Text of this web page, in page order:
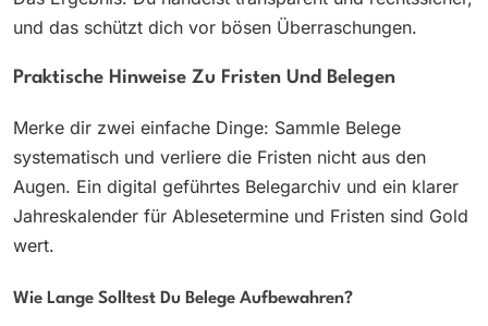
und das schützt dich vor bösen Überraschungen.
Praktische Hinweise Zu Fristen Und Belegen
Merke dir zwei einfache Dinge: Sammle Belege
systematisch und verliere die Fristen nicht aus den
Augen. Ein digital geführtes Belegarchiv und ein klarer
Jahreskalender für Ablesetermine und Fristen sind Gold
wert.
Wie Lange Solltest Du Belege Aufbewahren?